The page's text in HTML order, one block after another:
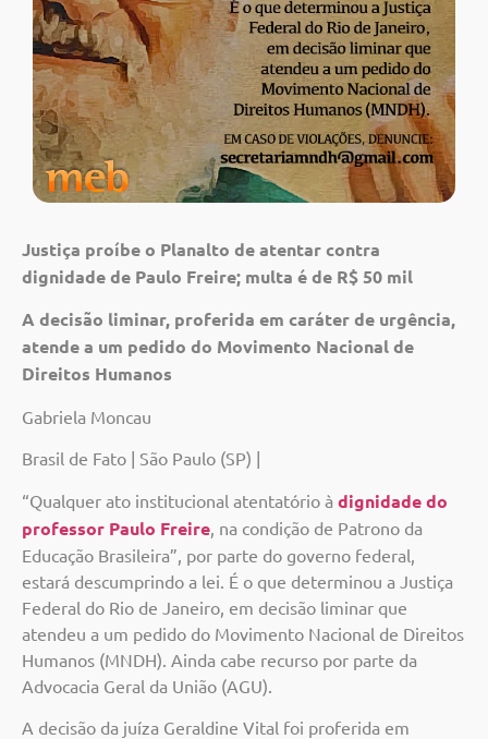
Justiça proíbe o Planalto de atentar contra
dignidade de Paulo Freire; multa é de R$ 50 mil
A decisão liminar, proferida em caráter de urgência,
atende a um pedido do Movimento Nacional de
Direitos Humanos
Gabriela Moncau
Brasil de Fato | São Paulo (SP) |
“Qualquer ato institucional atentatório à dignidade do
professor Paulo Freire , na condição de Patrono da
Educação Brasileira”, por parte do governo federal,
estará descumprindo a lei. É o que determinou a Justiça
Federal do Rio de Janeiro, em decisão liminar que
atendeu a um pedido do Movimento Nacional de Direitos
Humanos (MNDH). Ainda cabe recurso por parte da
Advocacia Geral da União (AGU).
A decisão da juíza Geraldine Vital foi proferida em